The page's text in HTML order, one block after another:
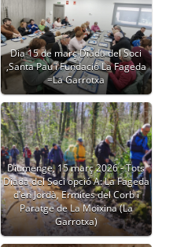
Dia 15 de març Diada del Soci
,Santa Pau i Fundació La Fageda
=La Garrotxa
Diumenge, 15 març 2026 - Tots
Diada del Soci opció A: La Fageda
d’en Jordà, Ermites del Corb i
Paratge de La Moixina (La
Garrotxa)